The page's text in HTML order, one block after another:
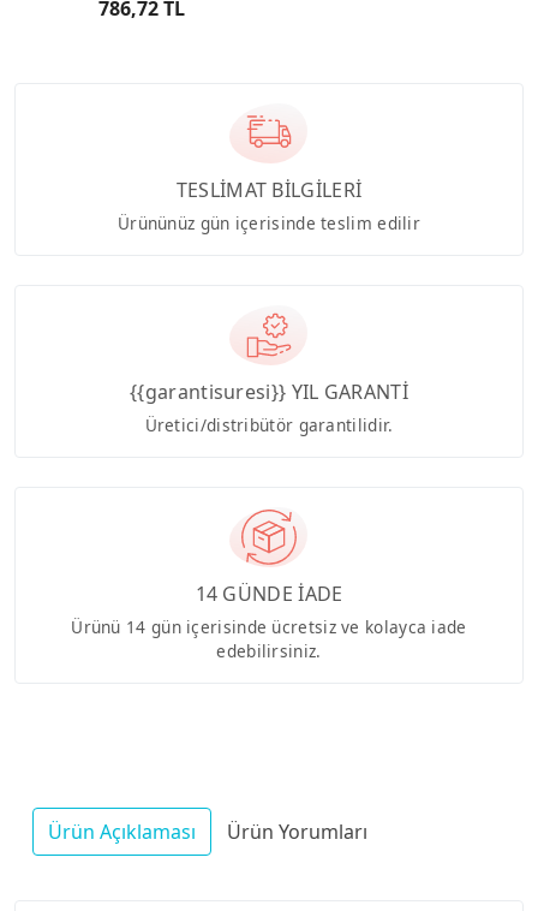
786,72 TL
TESLİMAT BİLGİLERİ
Ürününüz gün içerisinde teslim edilir
{{garantisuresi}} YIL GARANTİ
Üretici/distribütör garantilidir.
14 GÜNDE İADE
Ürünü 14 gün içerisinde ücretsiz ve kolayca iade
edebilirsiniz.
Ürün Açıklaması Ürün Yorumları